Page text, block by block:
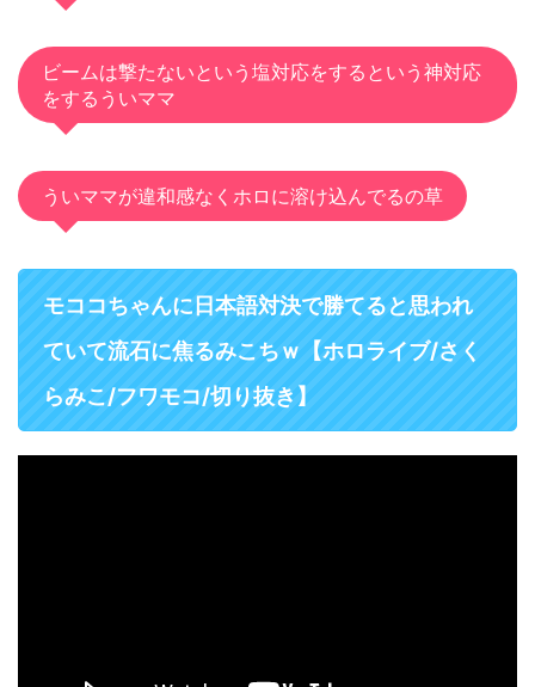
ビームは撃たないという塩対応をするという神対応
をするういママ
ういママが違和感なくホロに溶け込んでるの草
モココちゃんに日本語対決で勝てると思われ
ていて流石に焦るみこちｗ【ホロライブ/さく
らみこ/フワモコ/切り抜き】